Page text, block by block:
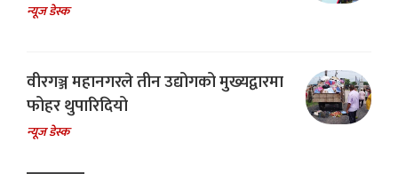
न्यूज डेस्क
वीरगञ्ज महानगरले तीन उद्योगको मुख्यद्वारमा
फोहर थुपारिदियो
न्यूज डेस्क